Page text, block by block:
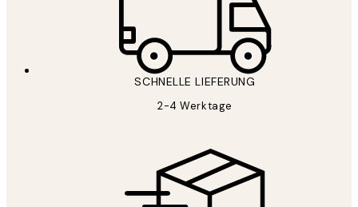
SCHNELLE LIEFERUNG
2-4 Werktage